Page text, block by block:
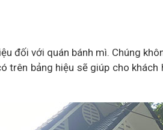
đối với quán bánh mì. Chúng
trên bảng hiệu sẽ giúp cho khách